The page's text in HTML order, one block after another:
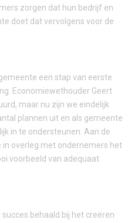
zorgen dat hun bedrijf en
doet dat vervolgens voor de
een stap van eerste
Economiewethouder Geert
maar nu zijn we eindelijk
plannen uit en als gemeente
in te ondersteunen. Aan de
overleg met ondernemers het
voorbeeld van adequaat
behaald bij het creëren